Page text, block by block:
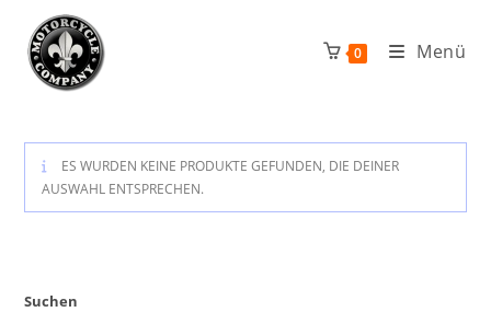
Inhalt
springen
0 Menü
ES WURDEN KEINE PRODUKTE GEFUNDEN, DIE DEINER
AUSWAHL ENTSPRECHEN.
Suchen